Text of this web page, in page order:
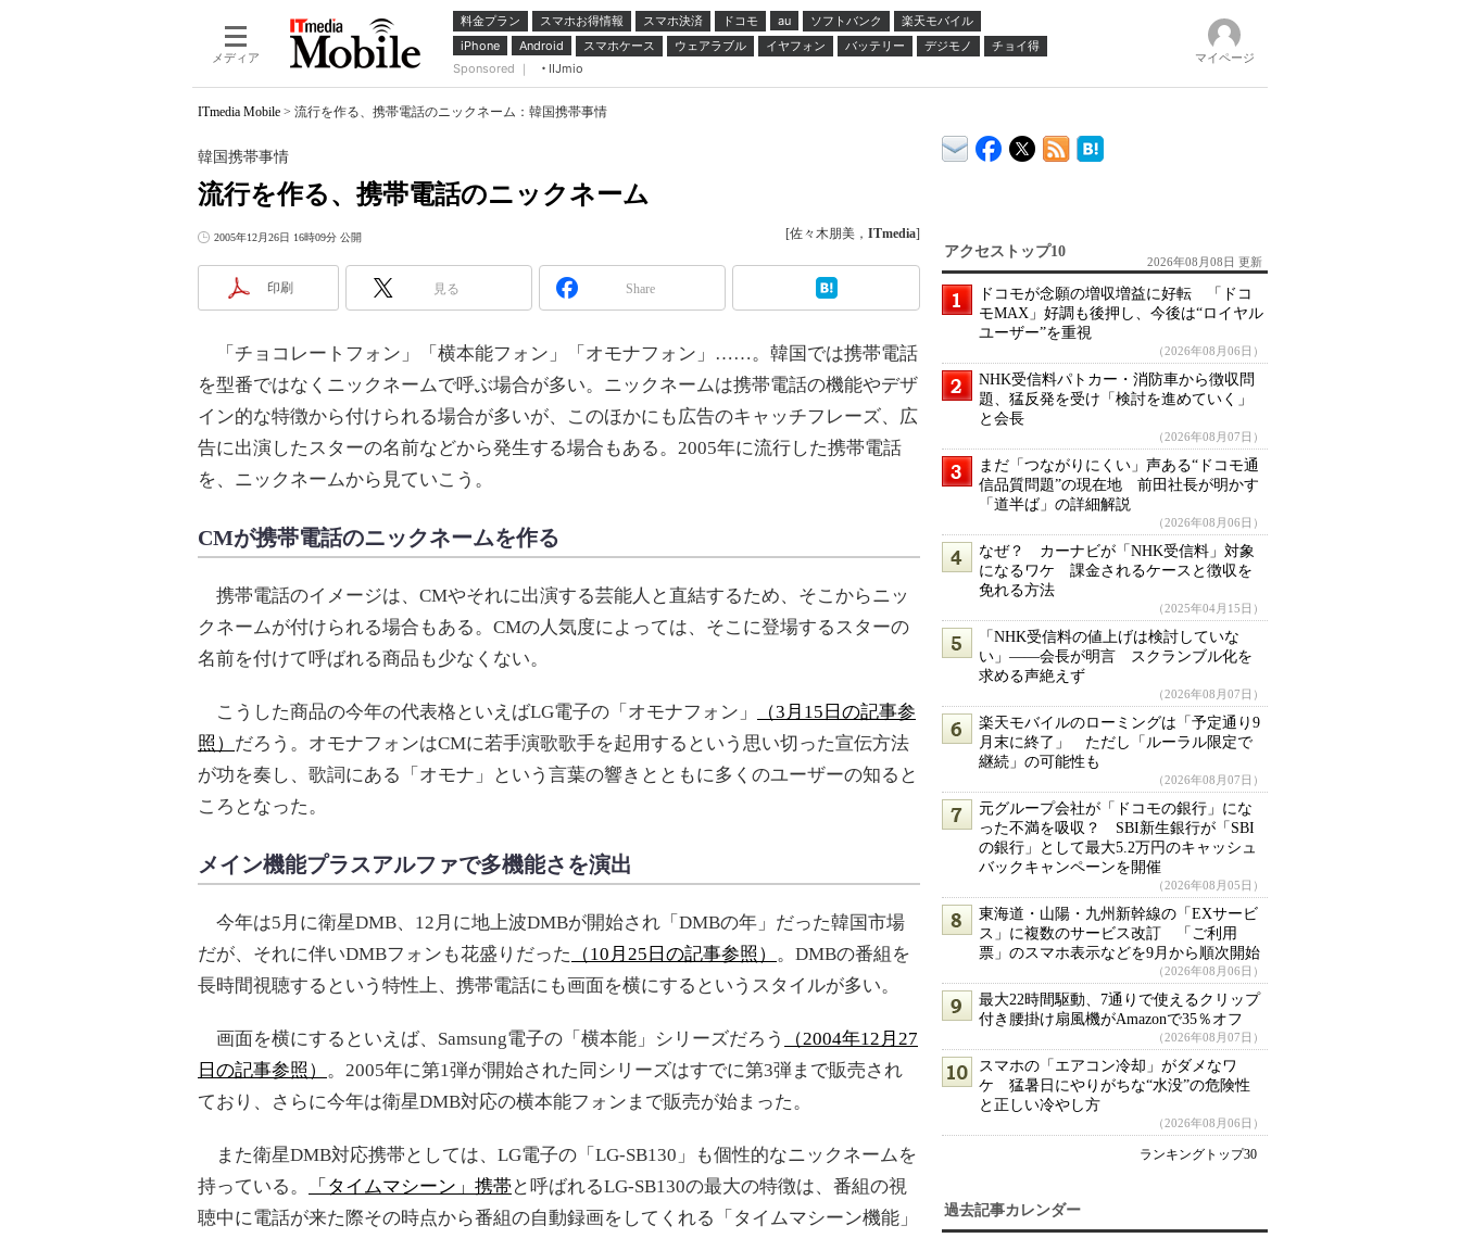
メディア
料金プラン スマホお得情報 スマホ決済 ドコモ au ソフトバンク
楽天モバイル
iPhone
Android スマホケース ウェアラブル イヤフォン バッテリー デジモノ
チョイ得
Sponsored ｜
IIJmio
マイページ
ITmedia Mobile > 流行を作る、携帯電話のニックネーム：韓国携帯事情
流行を作る、携帯電話のニックネーム
韓国携帯事情
2005年12月26日 16時09分 公開 [佐々木朋美， ITmedia]
印刷 見る Share
「チョコレートフォン」「横本能フォン」「オモナフォン」……。韓国では携帯電話
を型番ではなくニックネームで呼ぶ場合が多い。ニックネームは携帯電話の機能やデザ
イン的な特徴から付けられる場合が多いが、このほかにも広告のキャッチフレーズ、広
告に出演したスターの名前などから発生する場合もある。2005年に流行した携帯電話
を、ニックネームから見ていこう。
CMが携帯電話のニックネームを作る
携帯電話のイメージは、CMやそれに出演する芸能人と直結するため、そこからニッ
クネームが付けられる場合もある。CMの人気度によっては、そこに登場するスターの
名前を付けて呼ばれる商品も少なくない。
こうした商品の今年の代表格といえばLG電子の「オモナフォン」
（3月15日の記事参
照） だろう。オモナフォンはCMに若手演歌歌手を起用するという思い切った宣伝方法
が功を奏し、歌詞にある「オモナ」という言葉の響きとともに多くのユーザーの知ると
ころとなった。
メイン機能プラスアルファで多機能さを演出
今年は5月に衛星DMB、12月に地上波DMBが開始され「DMBの年」だった韓国市場
だが、それに伴いDMBフォンも花盛りだった
（10月25日の記事参照） 。DMBの番組を
長時間視聴するという特性上、携帯電話にも画面を横にするというスタイルが多い。
画面を横にするといえば、Samsung電子の「横本能」シリーズだろう
（2004年12月27
日の記事参照） 。2005年に第1弾が開始された同シリーズはすでに第3弾まで販売され
ており、さらに今年は衛星DMB対応の横本能フォンまで販売が始まった。
また衛星DMB対応携帯としては、LG電子の「LG-SB130」も個性的なニックネームを
持っている。
「タイムマシーン」携帯 と呼ばれるLG-SB130の最大の特徴は、番組の視
聴中に電話が来た際その時点から番組の自動録画をしてくれる「タイムマシーン機能」
アクセストップ10
2026年08月08日 更新
ドコモが念願の増収増益に好転 「ドコ
モMAX」好調も後押し、今後は“ロイヤル
ユーザー”を重視
（2026年08月06日）
NHK受信料パトカー・消防車から徴収問
題、猛反発を受け「検討を進めていく」
と会長
（2026年08月07日）
まだ「つながりにくい」声ある“ドコモ通
信品質問題”の現在地 前田社長が明かす
「道半ば」の詳細解説
（2026年08月06日）
なぜ？ カーナビが「NHK受信料」対象
になるワケ 課金されるケースと徴収を
免れる方法
（2025年04月15日）
「NHK受信料の値上げは検討していな
い」――会長が明言 スクランブル化を
求める声絶えず
（2026年08月07日）
楽天モバイルのローミングは「予定通り9
月末に終了」 ただし「ルーラル限定で
継続」の可能性も
（2026年08月07日）
元グループ会社が「ドコモの銀行」にな
った不満を吸収？ SBI新生銀行が「SBI
の銀行」として最大5.2万円のキャッシュ
バックキャンペーンを開催
（2026年08月05日）
東海道・山陽・九州新幹線の「EXサービ
ス」に複数のサービス改訂 「ご利用
票」のスマホ表示などを9月から順次開始
（2026年08月06日）
最大22時間駆動、7通りで使えるクリップ
付き腰掛け扇風機がAmazonで35％オフ
（2026年08月07日）
スマホの「エアコン冷却」がダメなワ
ケ 猛暑日にやりがちな“水没”の危険性
と正しい冷やし方
（2026年08月06日）
ランキングトップ30
過去記事カレンダー